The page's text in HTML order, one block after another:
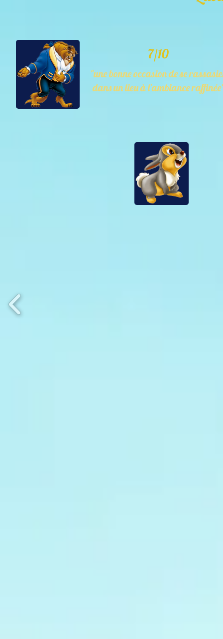
7/10
"une bonne occasion de se
dans un lieu à l'ambiance